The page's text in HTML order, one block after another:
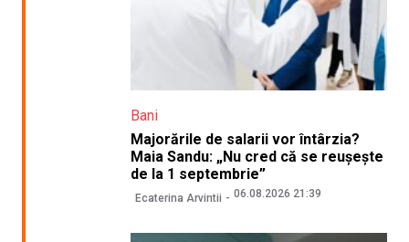
Bani
Majorările de salarii vor întârzia?
Maia Sandu: „Nu cred că se reușește
de la 1 septembrie”
Ecaterina Arvintii 06.08.2026 21:39